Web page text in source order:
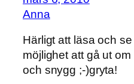
Anna
Härligt att läsa och
möjlighet att gå ut
och snygg ;-)gryta!